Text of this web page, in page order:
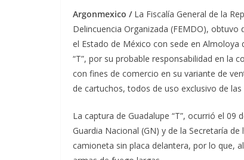
Argonmexico / La Fiscalía General de la
Delincuencia Organizada (FEMDO),
el Estado de México con sede en Almoloya
“T”, por su probable responsabilidad en la
con fines de comercio en su variante de
de cartuchos, todos de uso exclusivo de las
La captura de Guadalupe “T”, ocurrió el
Guardia Nacional (GN) y de la Secretaría
camioneta sin placa delantera, por lo que,